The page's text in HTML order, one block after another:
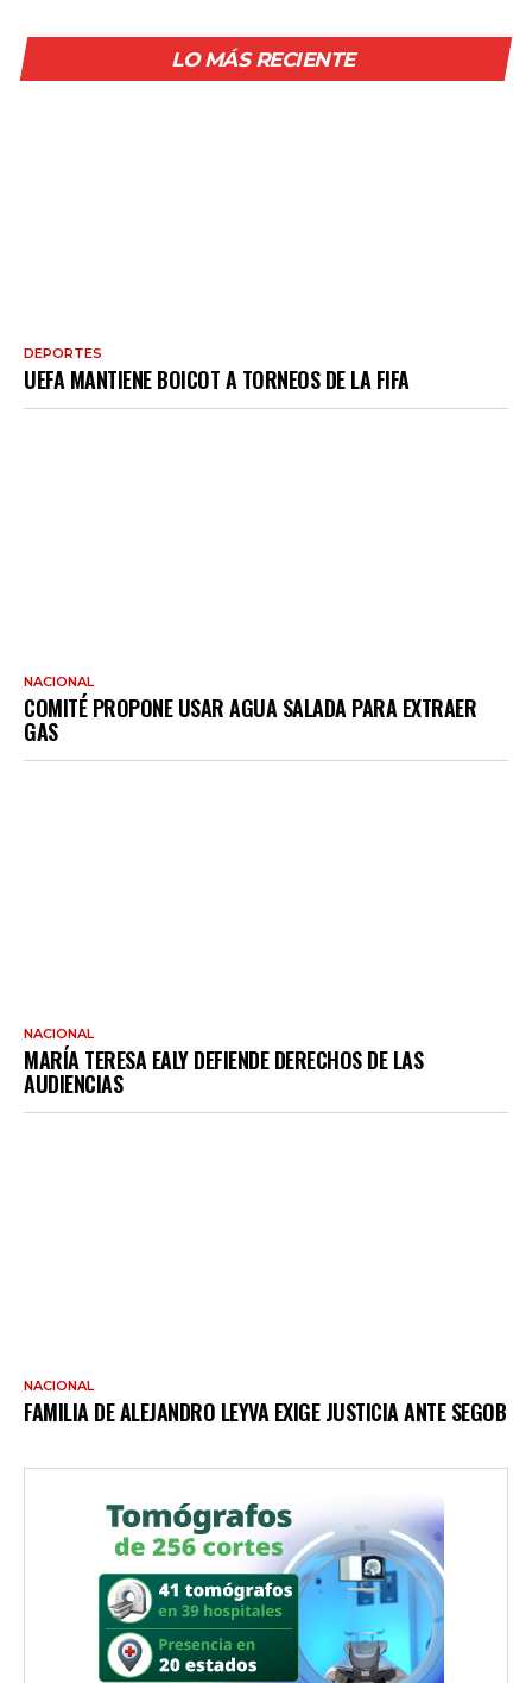
LO MÁS RECIENTE
DEPORTES
UEFA MANTIENE BOICOT A TORNEOS DE LA FIFA
NACIONAL
COMITÉ PROPONE USAR AGUA SALADA PARA EXTRAER
GAS
NACIONAL
MARÍA TERESA EALY DEFIENDE DERECHOS DE LAS
AUDIENCIAS
NACIONAL
FAMILIA DE ALEJANDRO LEYVA EXIGE JUSTICIA ANTE SEGOB